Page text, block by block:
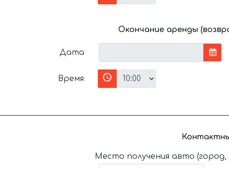
Окончание аренды
Дата
Время
Место получения авто